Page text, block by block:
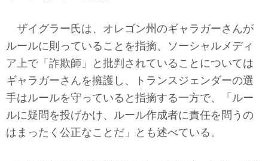
ザイグラー氏は、オレゴン州のギャラガーさんが
ルールに則っていることを指摘、ソーシャルメディ
ア上で「詐欺師」と批判されていることについては
ギャラガーさんを擁護し、トランスジェンダーの選
手はルールを守っていると指摘する一方で、「ルー
ルに疑問を投げかけ、ルール作成者に責任を問うの
はまったく公正なことだ」とも述べている。